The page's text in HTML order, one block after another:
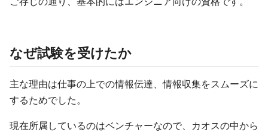
なぜ試験を受けたか
主な理由は仕事の上での情報伝達、情報収集をスムーズに
するためでした。
現在所属しているのはベンチャーなので、カオスの中から